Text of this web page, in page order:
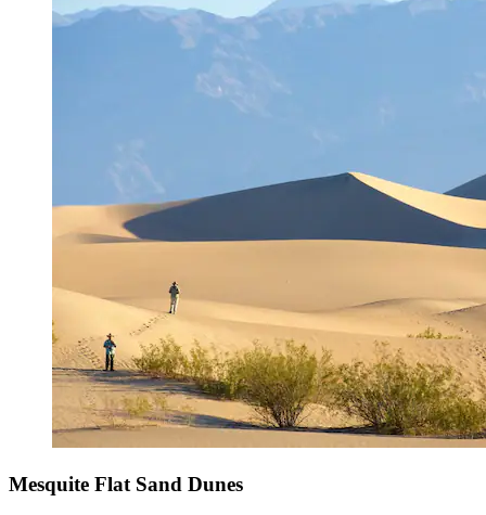
Mesquite Flat Sand Dunes